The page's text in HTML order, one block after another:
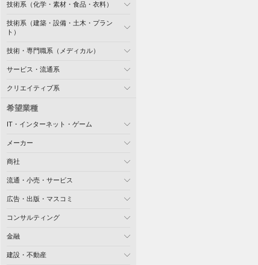
技術系（化学・素材・食品・衣料）
技術系（建築・設備・土木・プラン
ト）
技術・専門職系（メディカル）
サービス・流通系
クリエイティブ系
希望業種
IT・インターネット・ゲーム
メーカー
商社
流通・小売・サービス
広告・出版・マスコミ
コンサルティング
金融
建設・不動産